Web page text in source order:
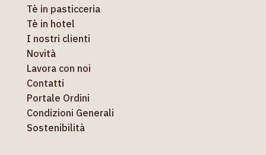
Tè in pasticceria
Tè in hotel
I nostri clienti
Novità
Lavora con noi
Contatti
Portale Ordini
Condizioni Generali
Sostenibilità